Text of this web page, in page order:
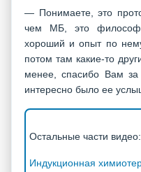
— Понимаете, это
чем МБ, это
хороший и опыт по
потом там какие-то
менее, спасибо Вам
интересно было ее
Остальные части видео:
Индукционная